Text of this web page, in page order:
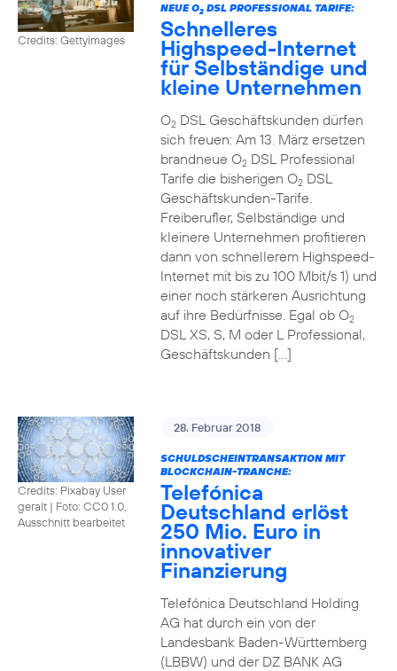
Credits: Gettyimages
NEUE O2DSL PROFESSIONAL TARIFE:
Schnelleres
Highspeed-Internet
für Selbständige und
kleine Unternehmen
O2DSL Geschäftskunden dürfen
sich freuen: Am 13. März ersetzen
brandneue O2DSL Professional
Tarife die bisherigen O2DSL
Geschäftskunden-Tarife.
Freiberufler, Selbständige und
kleinere Unternehmen profitieren
dann von schnellerem Highspeed-
Internet mit bis zu 100 Mbit/s 1) und
einer noch stärkeren Ausrichtung
auf ihre Bedürfnisse. Egal ob O2
DSL XS, S, M oder L Professional,
Geschäftskunden […]
Credits: Pixabay User
geralt | Foto: CC0 1.0,
Ausschnitt bearbeitet
28. Februar 2018
SCHULDSCHEINTRANSAKTION MIT
BLOCKCHAIN-TRANCHE:
Telefónica
Deutschland erlöst
250 Mio. Euro in
innovativer
Finanzierung
Telefónica Deutschland Holding
AG hat durch ein von der
Landesbank Baden-Württemberg
(LBBW) und der DZ BANK AG